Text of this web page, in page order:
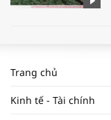
Trang chủ
Kinh tế - Tài chính